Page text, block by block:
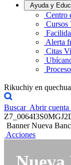
Ayuda y
Centro
Cursos
Alerta
Citas
Rikuchiy en quechua
Buscar Abrir cuenta
Banner Nueva
Acciones